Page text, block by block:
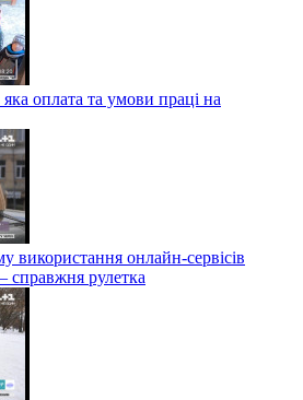
оплата та умови праці на
використання онлайн-сервісів
справжня рулетка